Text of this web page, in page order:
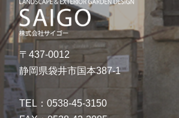
〒437-0012
静岡県袋井市国本387-1
TEL：0538-45-3150